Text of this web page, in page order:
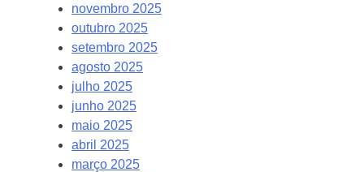
novembro 2025
outubro 2025
setembro 2025
agosto 2025
julho 2025
junho 2025
maio 2025
abril 2025
março 2025